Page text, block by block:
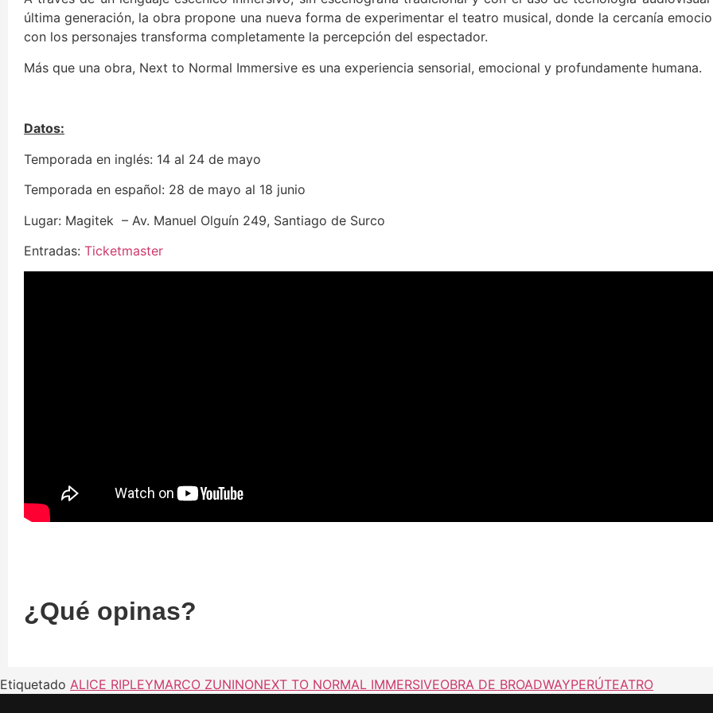
última generación, la obra propone una nueva forma de experimentar el teatro musical, donde la cercanía
con los personajes transforma completamente la percepción del espectador.
Más que una obra, Next to Normal Immersive es una experiencia sensorial, emocional y profundamente humana.
Datos:
Temporada en inglés: 14 al 24 de mayo
Temporada en español: 28 de mayo al 18 junio
Lugar: Magitek – Av. Manuel Olguín 249, Santiago de Surco
Entradas: Ticketmaster
¿Qué opinas?
Etiquetado ALICE RIPLEYMARCO ZUNINONEXT TO NORMAL IMMERSIVEOBRA DE BROADWAYPERÚTEATRO